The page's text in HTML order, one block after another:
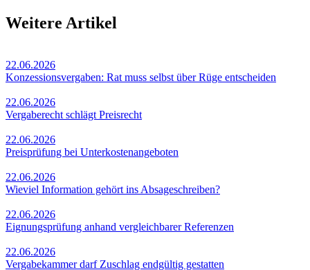
Weitere Artikel
22.06.2026
Konzessionsvergaben: Rat muss selbst über Rüge entscheiden
22.06.2026
Vergaberecht schlägt Preisrecht
22.06.2026
Preisprüfung bei Unterkostenangeboten
22.06.2026
Wieviel Information gehört ins Absageschreiben?
22.06.2026
Eignungsprüfung anhand vergleichbarer Referenzen
22.06.2026
Vergabekammer darf Zuschlag endgültig gestatten